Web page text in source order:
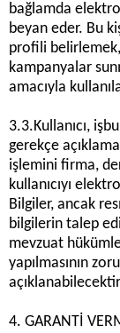
bağlamda
beyan eder. Bu
profili
kampanyalar
amacıyla
3.3.Kullanıcı,
gerekçe
işlemini firma,
kullanıcıyı
Bilgiler, ancak
bilgilerin talep
mevzuat
yapılmasının
4. GARANTİ